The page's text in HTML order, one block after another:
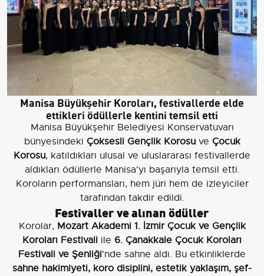
Manisa Büyükşehir Koroları, festivallerde elde
ettikleri ödüllerle kentini temsil etti
Manisa Büyükşehir Belediyesi Konservatuvarı
bünyesindeki Çoksesli Gençlik Korosuve Çocuk
Korosu, katıldıkları ulusal ve uluslararası festivallerde
aldıkları ödüllerle Manisa'yı başarıyla temsil etti.
Koroların performansları, hem jüri hem de izleyiciler
tarafından takdir edildi.
Festivaller ve alınan ödüller
Korolar, Mozart Akademi 1. İzmir Çocuk ve Gençlik
Koroları Festivali ile 6. Çanakkale Çocuk Koroları
Festivali ve Şenliği'nde sahne aldı. Bu etkinliklerde
sahne hakimiyeti, koro disiplini, estetik yaklaşım, şef-